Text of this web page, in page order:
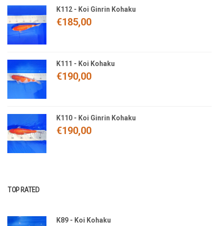
K112 - Koi Ginrin Kohaku
€185,00
K111 - Koi Kohaku
€190,00
K110 - Koi Ginrin Kohaku
€190,00
TOP RATED
K89 - Koi Kohaku